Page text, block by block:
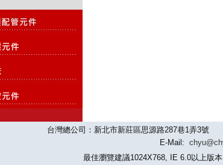
台灣總公司：新北市新莊區思源路287巷1弄3
E-Mail:
最佳瀏覽建議1024X768, IE 6.0以上